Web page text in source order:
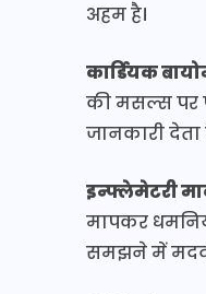
अहम है।
कार्डियक
की मसल्स पर
जानकारी देता
इन्फ्लेमेटरी
मापकर
समझने में मदद